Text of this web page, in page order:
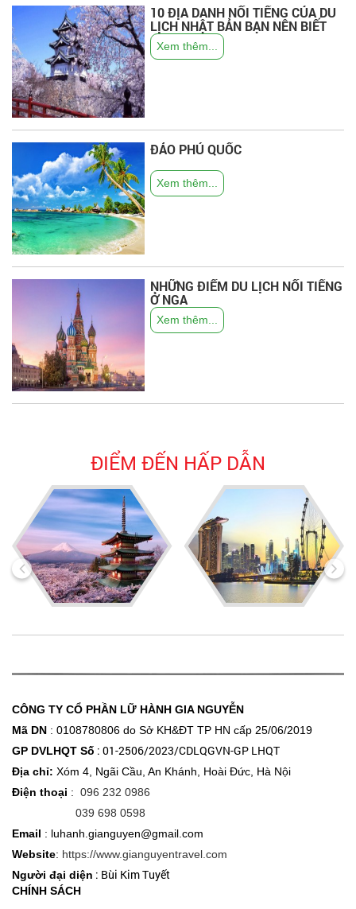
10 ĐỊA DANH NỔI TIẾNG CỦA DU
LỊCH NHẬT BẢN BẠN NÊN BIẾT
Xem thêm...
ĐẢO PHÚ QUỐC
Xem thêm...
NHỮNG ĐIỂM DU LỊCH NỔI TIẾNG
Ở NGA
Xem thêm...
ĐIỂM ĐẾN HẤP DẪN
CÔNG TY CỔ PHẦN LỮ HÀNH GIA NGUYỄN
Mã DN : 0108780806 do Sở KH&ĐT TP HN cấp 25/06/2019
GP DVLHQT Số : 01-2506/2023/CDLQGVN-GP LHQT
Địa chỉ: Xóm 4, Ngãi Cầu, An Khánh, Hoài Đức, Hà Nội
Điện thoại : 096 232 0986
039 698 0598
Email : luhanh.gianguyen@gmail.com
Website: https://www.gianguyentravel.com
Người đại diện : Bùi Kim Tuyết
CHÍNH SÁCH